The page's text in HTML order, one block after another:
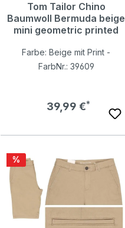
Tom Tailor Chino
Baumwoll Bermuda beige
mini geometric printed
Farbe: Beige mit Print -
FarbNr.: 39609
Regulärer Preis:
39,99 €
Rabatt
%